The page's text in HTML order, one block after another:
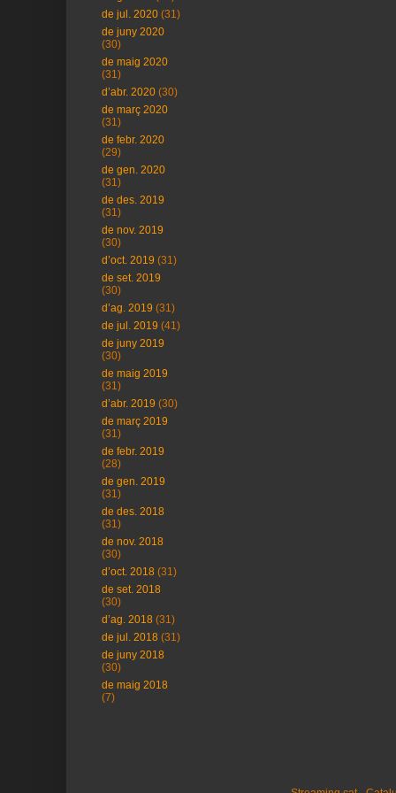
de jul. 2020 (31)
de juny 2020
(30)
de maig 2020
(31)
d’abr. 2020 (30)
de març 2020
(31)
de febr. 2020
(29)
de gen. 2020
(31)
de des. 2019
(31)
de nov. 2019
(30)
d’oct. 2019 (31)
de set. 2019
(30)
d’ag. 2019 (31)
de jul. 2019 (41)
de juny 2019
(30)
de maig 2019
(31)
d’abr. 2019 (30)
de març 2019
(31)
de febr. 2019
(28)
de gen. 2019
(31)
de des. 2018
(31)
de nov. 2018
(30)
d’oct. 2018 (31)
de set. 2018
(30)
d’ag. 2018 (31)
de jul. 2018 (31)
de juny 2018
(30)
de maig 2018
(7)